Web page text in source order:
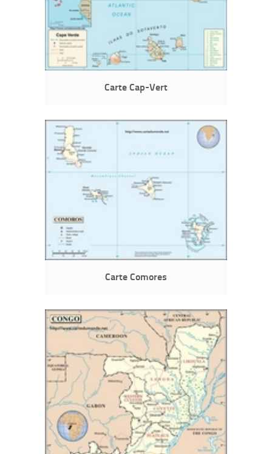
Carte Cap-Vert
Carte Comores